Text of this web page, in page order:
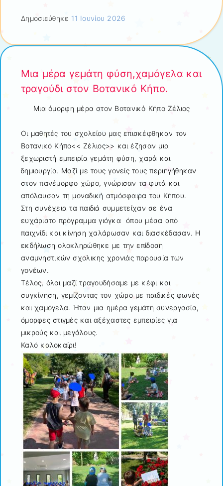
Δημοσιεύθηκε 11 Ιουνίου 2026
Μια μέρα γεμάτη φύση,χαμόγελα και
τραγούδι στον Βοτανικό Κήπο.
Μια όμορφη μέρα στον Βοτανικό Κήπο Ζέλιος
Οι μαθητές του σχολείου μας επισκέφθηκαν τον
Βοτανικό Κήπο<< Ζέλιος>> και έζησαν μια
ξεχωριστή εμπειρία γεμάτη φύση, χαρά και
δημιουργία. Μαζί με τους γονείς τους περιηγήθηκαν
στον πανέμορφο χώρο, γνώρισαν τα φυτά και
απόλαυσαν τη μοναδική ατμόσφαιρα του Κήπου.
Στη συνέχεια τα παιδιά συμμετείχαν σε ένα
ευχάριστο πρόγραμμα γιόγκα όπου μέσα από
παιχνίδι και κίνηση χαλάρωσαν και διασκέδασαν. Η
εκδήλωση ολοκληρώθηκε με την επίδοση
αναμνηστικών σχολικης χρονιάς παρουσία των
γονέων.
Τέλος, όλοι μαζί τραγουδήσαμε με κέφι και
συγκίνηση, γεμίζοντας τον χώρο με παιδικές φωνές
και χαμόγελα. Ήταν μια ημέρα γεμάτη συνεργασία,
όμορφες στιγμές και αξέχαστες εμπειρίες για
μικρούς και μεγάλους.
Καλό καλοκαίρι!